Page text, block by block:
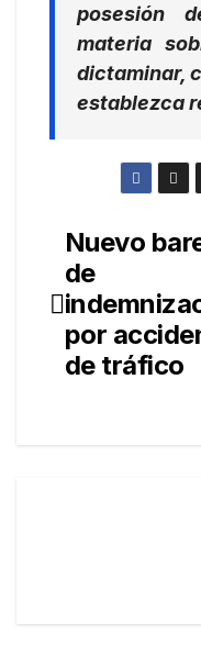
posesión
materia
dictaminar,
establezca
de
entradas
Nuevo
de
por
de tráfico